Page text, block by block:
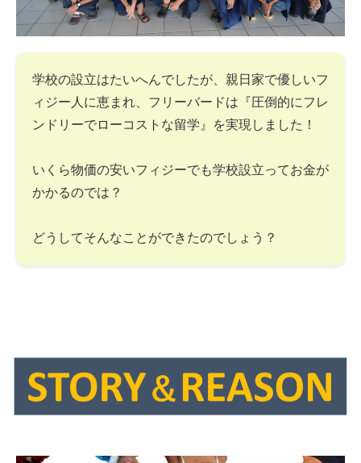
学校の設立はたいへんでしたが、親日家で優しいフ
ィジー人に恵まれ、フリーバードは『圧倒的にフレ
ンドリーでローコストな留学』を実現しました！
いくら物価の安いフィジーでも学校設立ってお金が
かかるのでは？
どうしてそんなことができたのでしょう？